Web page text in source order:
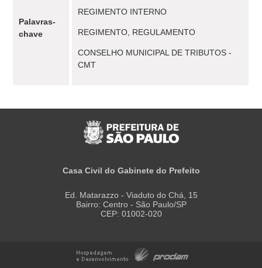
Palavras-
chave
REGIMENTO INTERNO
REGIMENTO, REGULAMENTO
CONSELHO MUNICIPAL DE TRIBUTOS -
CMT
Casa Civil do Gabinete do Prefeito
Ed. Matarazzo - Viaduto do Chá, 15
Bairro: Centro - São Paulo/SP
CEP: 01002-020